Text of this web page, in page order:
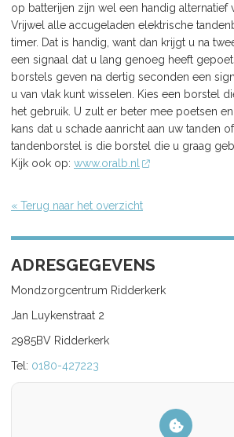
op batterijen zijn wel een handig alternatief
Vrijwel alle accugeladen elektrische
timer. Dat is handig, want dan krijgt u na
een signaal dat u lang genoeg heeft
borstels geven na dertig seconden een
u van vlak kunt wisselen. Kies een borstel
het gebruik. U zult er beter mee poetsen
kans dat u schade aanricht aan uw tanden
tandenborstel is die borstel die u graag
Kijk ook op: www.oralb.nl
« Terug naar het overzicht
ADRESGEGEVENS
Mondzorgcentrum Ridderkerk
Jan Luykenstraat 2
2985BV Ridderkerk
Tel: 0180-427223